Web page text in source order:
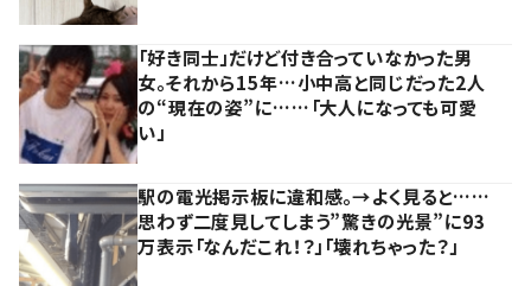
「好き同士」だけど付き合っていなかった男
女。それから15年…小中高と同じだった2人
の“現在の姿”に……「大人になっても可愛
い」
駅の電光掲示板に違和感。→よく見ると……
思わず二度見してしまう”驚きの光景”に93
万表示「なんだこれ！？」「壊れちゃった？」